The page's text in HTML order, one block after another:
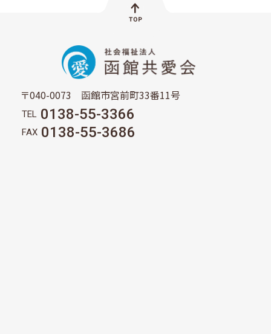
〒040-0073 函館市宮前町33番11号
TEL 0138-55-3366
FAX 0138-55-3686